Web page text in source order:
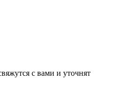
с вами и уточнят